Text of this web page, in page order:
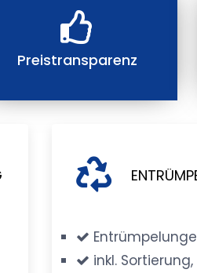
Preistransparenz
inkl.